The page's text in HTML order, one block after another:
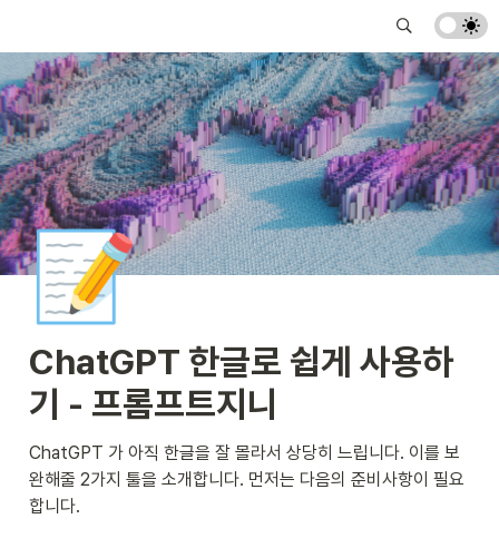
📝
ChatGPT 한글로 쉽게 사용하
기 - 프롬프트지니
ChatGPT 가 아직 한글을 잘 몰라서 상당히 느립니다. 이를 보
완해줄 2가지 툴을 소개합니다. 먼저는 다음의 준비사항이 필요
합니다.